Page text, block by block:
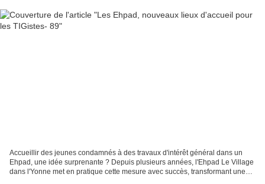
Accueillir des jeunes condamnés à des travaux d'intérêt général dans un
Ehpad, une idée surprenante ? Depuis plusieurs années, l'Ehpad Le Village
dans l'Yonne met en pratique cette mesure avec succès, transformant une